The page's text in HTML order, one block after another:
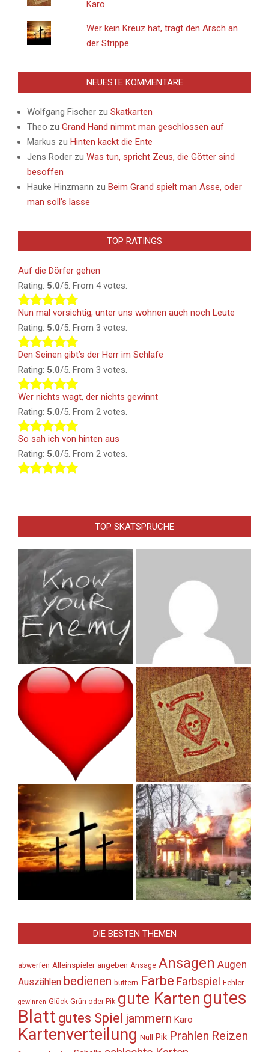
Karo
Wer kein Kreuz hat, trägt den Arsch an
der Strippe
NEUESTE KOMMENTARE
Wolfgang Fischer zu Skatkarten
Theo zu Grand Hand nimmt man geschlossen auf
Markus zu Hinten kackt die Ente
Jens Roder zu Was tun, spricht Zeus, die Götter sind
besoffen
Hauke Hinzmann zu Beim Grand spielt man Asse, oder
man soll’s lasse
TOP RATINGS
Auf die Dörfer gehen
Rating: 5.0/5. From 4 votes.
Nun mal vorsichtig, unter uns wohnen auch noch Leute
Rating: 5.0/5. From 3 votes.
Den Seinen gibt’s der Herr im Schlafe
Rating: 5.0/5. From 3 votes.
Wer nichts wagt, der nichts gewinnt
Rating: 5.0/5. From 2 votes.
So sah ich von hinten aus
Rating: 5.0/5. From 2 votes.
TOP SKATSPRÜCHE
DIE BESTEN THEMEN
abwerfen Alleinspieler angeben Ansage Ansagen Augen
Auszählen bedienen buttern Farbe Farbspiel Fehler
gewinnen Glück Grün oder Pik gute Karten gutes
Blatt gutes Spiel jammern Karo
Kartenverteilung Null Pik Prahlen Reizen